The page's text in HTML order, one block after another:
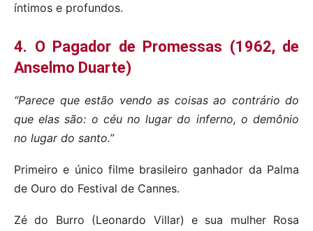
íntimos e profundos.
4. O Pagador de Promessas (1962, de
Anselmo Duarte)
“Parece que estão vendo as coisas ao contrário do
que elas são: o céu no lugar do inferno, o demônio
no lugar do santo.”
Primeiro e único filme brasileiro ganhador da Palma
de Ouro do Festival de Cannes.
Zé do Burro (Leonardo Villar) e sua mulher Rosa